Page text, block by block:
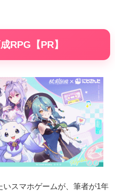
RPG【PR】
スマホゲームが、筆者が1年